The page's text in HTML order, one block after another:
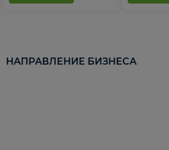
НАПРАВЛЕНИЕ БИЗНЕСА